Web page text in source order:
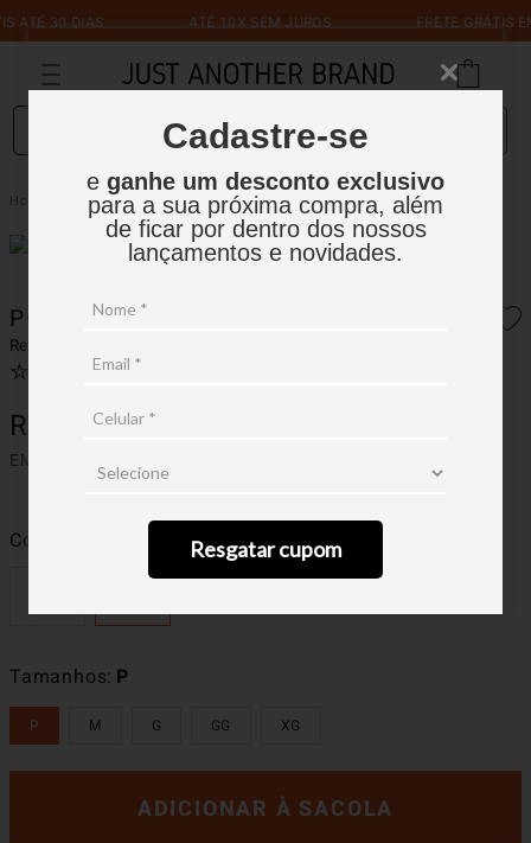
Cadastre-se
e ganhe um desconto exclusivo
para a sua próxima compra, além
de ficar por dentro dos nossos
lançamentos e novidades.
Resgatar cupom
ATÉ 30 DIAS ATÉ 10X SEM JUROS FRETE GRÁTIS
O que você está procurando?
Masculino Polos Polo Techno Flex Vista Coberta
POLO TECHNO FLEX VISTA COBERTA
Ref.:
☆ ☆(0)
R$ 499,90
EM ATÉ
Tamanhos P
P M G GG XG
Cor
ADICIONAR À SACOLA